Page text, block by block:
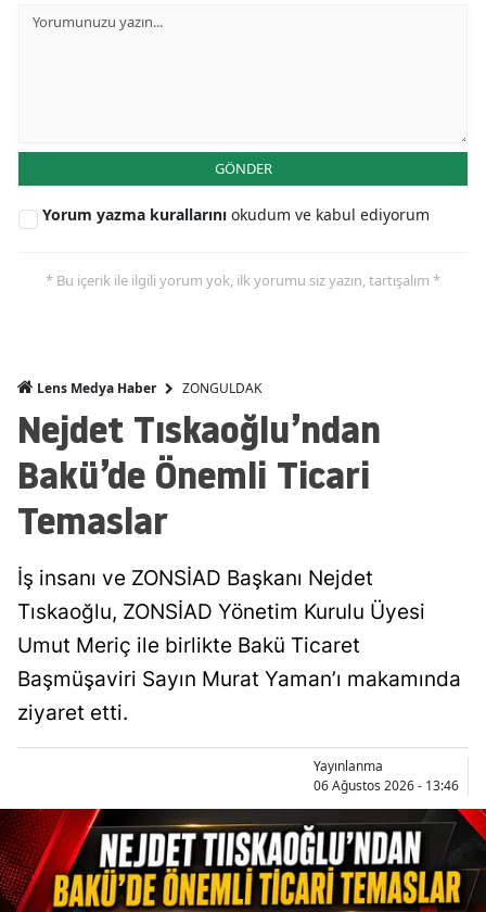
GÖNDER
Yorum yazma kurallarını okudum ve kabul ediyorum
* Bu içerik ile ilgili yorum yok, ilk yorumu siz yazın, tartışalım *
Lens Medya Haber ZONGULDAK
Nejdet Tıskaoğlu’ndan
Bakü’de Önemli Ticari
Temaslar
İş insanı ve ZONSİAD Başkanı Nejdet
Tıskaoğlu, ZONSİAD Yönetim Kurulu Üyesi
Umut Meriç ile birlikte Bakü Ticaret
Başmüşaviri Sayın Murat Yaman’ı makamında
ziyaret etti.
Yayınlanma
06 Ağustos 2026 - 13:46